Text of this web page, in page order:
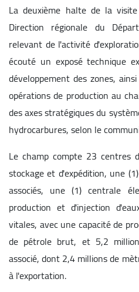
La deuxième halte de la
Direction régionale du
relevant de l'activité
écouté un exposé technique
développement des zones,
opérations de production au
des axes stratégiques du
hydrocarbures, selon le
Le champ compte 23 centres
stockage et d'expédition, une
associés, une (1) centrale
production et d'injection
vitales, avec une capacité de
de pétrole brut, et 5,2
associé, dont 2,4 millions de
à l'exportation.